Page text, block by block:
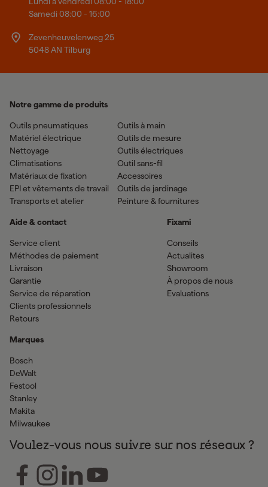
Samedi 08:00 - 16:00
Zevenheuvelenweg 25
5048 AN Tilburg
Notre gamme de produits
Outils pneumatiques
Matériel électrique
Nettoyage
Climatisations
Matériaux de fixation
EPI et vêtements de travail
Transports et atelier
Outils à main
Outils de mesure
Outils électriques
Outil sans-fil
Accessoires
Outils de jardinage
Peinture & fournitures
Aide & contact
Service client
Méthodes de paiement
Livraison
Garantie
Service de réparation
Clients professionnels
Retours
Marques
Bosch
DeWalt
Festool
Stanley
Makita
Milwaukee
Fixami
Conseils
Actualites
Showroom
À propos de nous
Evaluations
Voulez-vous nous suivre sur nos réseaux ?